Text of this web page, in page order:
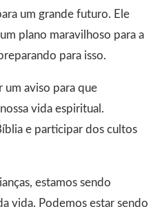
um grande futuro. Ele
plano maravilhoso para a
para isso.
um aviso para que
vida espiritual.
e participar dos cultos
estamos sendo
vida. Podemos estar sendo